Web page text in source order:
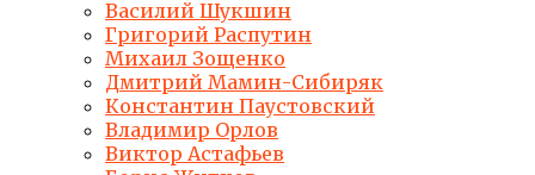
Василий Шукшин
Григорий Распутин
Михаил Зощенко
Дмитрий Мамин-Сибиряк
Константин Паустовский
Владимир Орлов
Виктор Астафьев